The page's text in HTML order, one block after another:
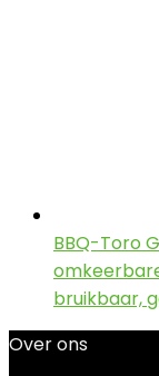
BBQ-Toro
bruikbaar,
Over ons